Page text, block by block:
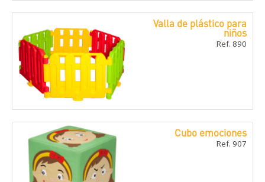
Valla de plástico para
niños
Ref. 890
Cubo emociones
Ref. 907